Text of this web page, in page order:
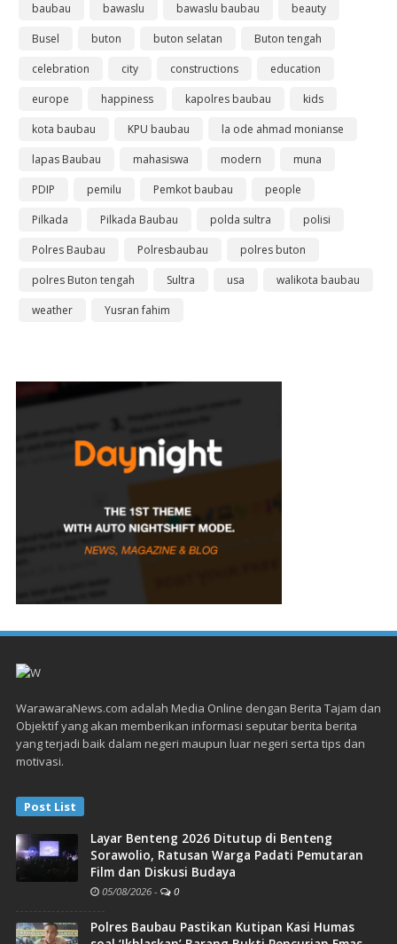
baubau
bawaslu bawaslu baubau
beauty
Busel
buton buton selatan
Buton tengah
celebration
city constructions
education
europe
happiness kapolres baubau
kids
kota baubau
KPU baubau
la ode ahmad monianse
lapas Baubau
mahasiswa modern
muna
PDIP
pemilu Pemkot baubau
people
Pilkada
Pilkada Baubau polda sultra
polisi
Polres Baubau
Polresbaubau
polres buton
polres Buton tengah
Sultra usa
walikota baubau
weather
Yusran fahim
WarawaraNews.com adalah Media Online dengan Berita Tajam dan
Objektif yang akan memberikan informasi seputar berita berita
yang terjadi baik dalam negeri maupun luar negeri serta tips dan
motivasi.
Post List
Layar Benteng 2026 Ditutup di Benteng
Sorawolio, Ratusan Warga Padati Pemutaran
Film dan Diskusi Budaya
05/08/2026 - 0
Polres Baubau Pastikan Kutipan Kasi Humas